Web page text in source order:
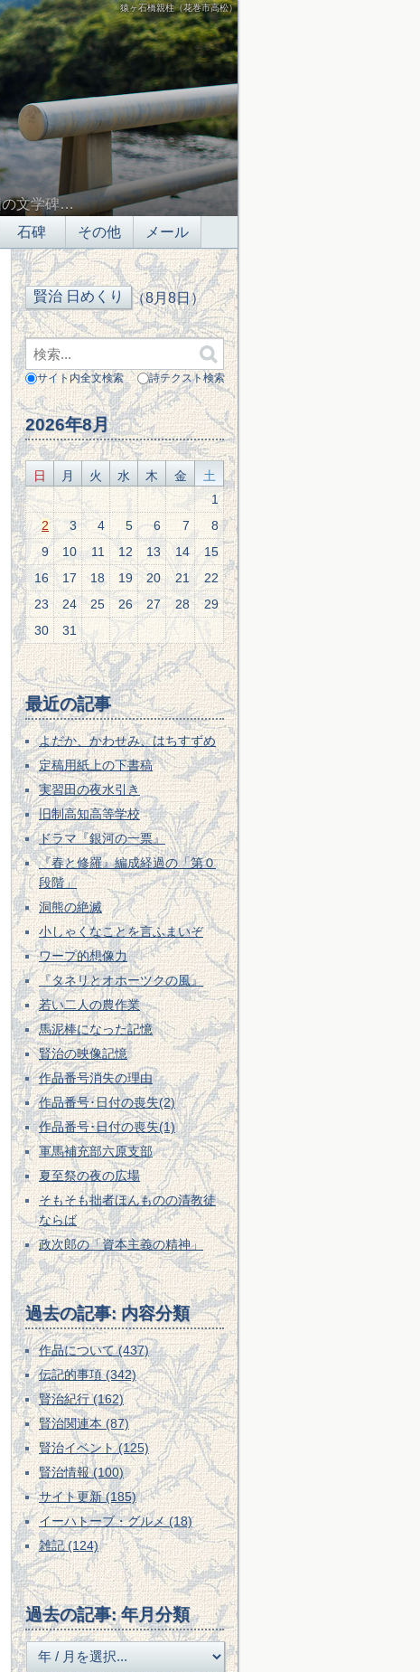
猿ヶ石橋親柱（花巻市高松）
の文学碑…
石碑 その他 メール
（8月8日）
サイト内全文検索 詩テクスト検索
2026年8月
日 月 火 水 木 金
土
1
2
3 4 5 6 7
8
9
10 11 12 13 14
15
16
17 18 19 20 21
22
23
24 25 26 27 28
29
30
31
最近の記事
よだか、かわせみ、はちすずめ
定稿用紙上の下書稿
実習田の夜水引き
旧制高知高等学校
ドラマ『銀河の一票』
『春と修羅』編成経過の「第０
段階」
洞熊の絶滅
小しゃくなことを言ふまいぞ
ワープ的想像力
『タネリとオホーツクの風』
若い二人の農作業
馬泥棒になった記憶
賢治の映像記憶
作品番号消失の理由
作品番号･日付の喪失(2)
作品番号･日付の喪失(1)
軍馬補充部六原支部
夏至祭の夜の広場
そもそも拙者ほんものの清教徒
ならば
政次郎の「資本主義の精神」
過去の記事: 内容分類
作品について (437)
伝記的事項 (342)
賢治紀行 (162)
賢治関連本 (87)
賢治イベント (125)
賢治情報 (100)
サイト更新 (185)
イーハトーブ・グルメ (18)
雑記 (124)
過去の記事: 年月分類